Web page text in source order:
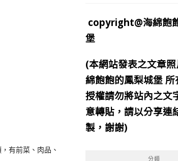
有前菜、肉品、
copyright@海綿飽
堡
(本網站發表之文章
綿飽飽的鳳梨城堡 所
授權請勿將站內之文
意轉貼，請以分享連
製，謝謝)
分類